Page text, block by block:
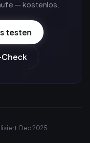
— kostenlos.
testen
Check
Dec 2025